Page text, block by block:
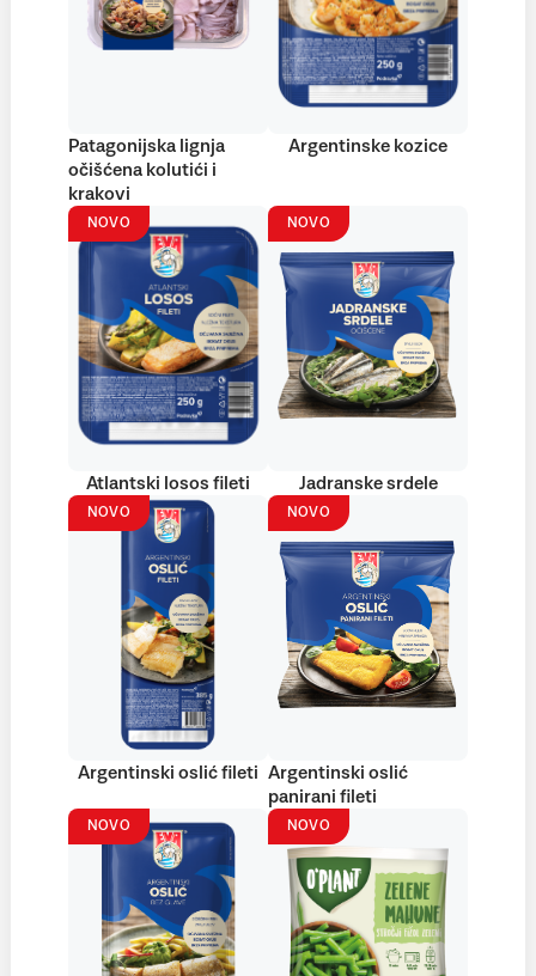
Patagonijska lignja
očišćena kolutići i
krakovi
Argentinske kozice
NOVO
Atlantski losos fileti
NOVO
Jadranske srdele
NOVO
Argentinski oslić fileti
NOVO
Argentinski oslić
panirani fileti
NOVO NOVO